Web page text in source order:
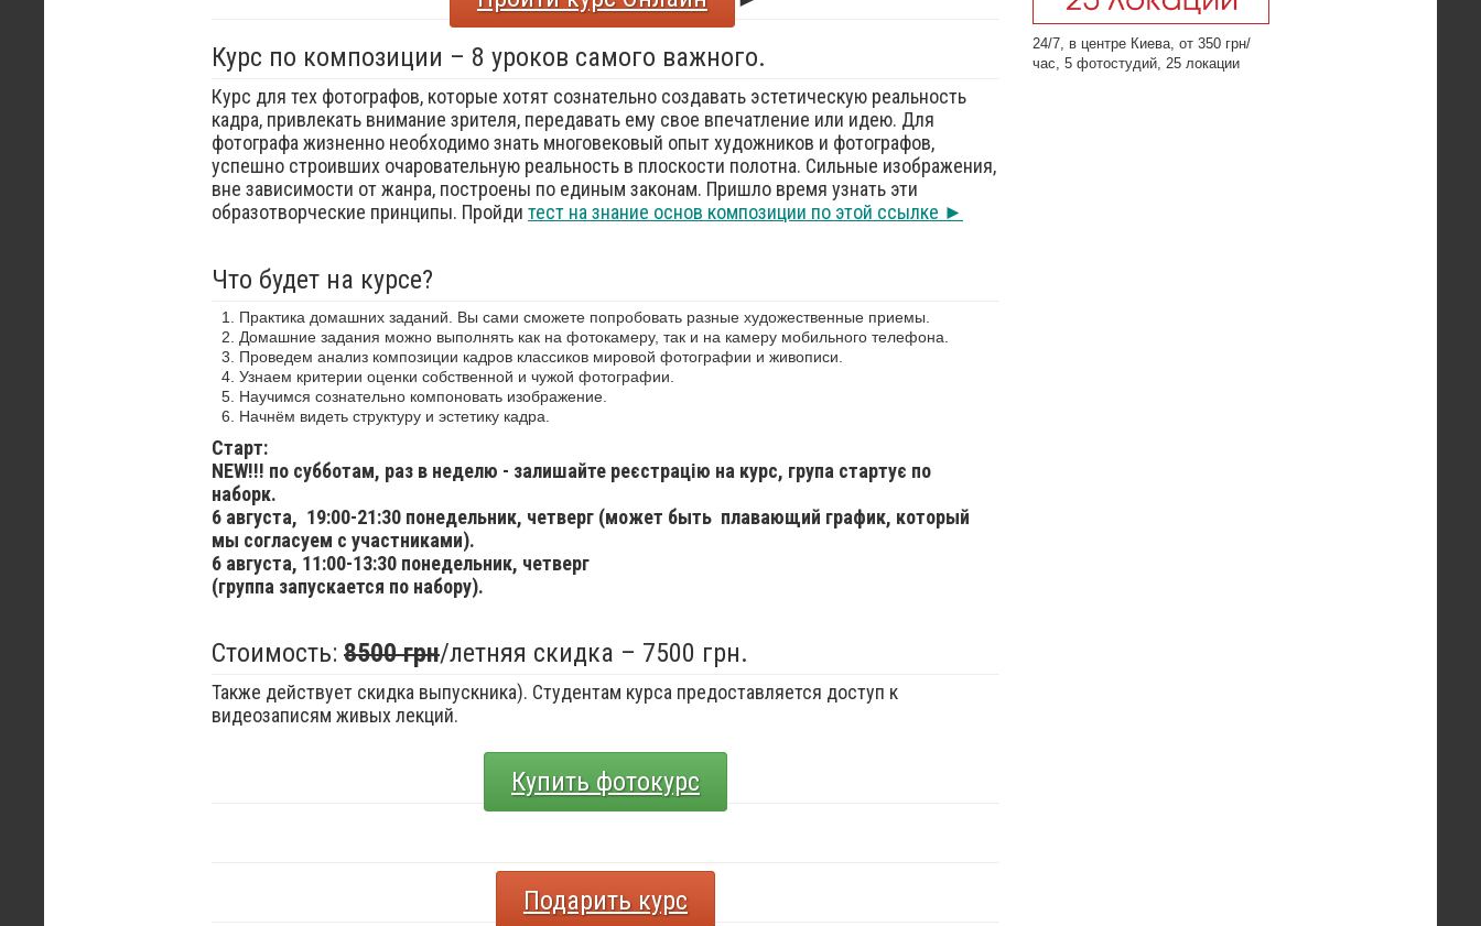
Курс по композиции – 8 уроков самого важного.
Курс для тех фотографов, которые хотят сознательно создавать эстетическую реальность
кадра, привлекать внимание зрителя, передавать ему свое впечатление или идею. Для
фотографа жизненно необходимо знать многовековый опыт художников и фотографов,
успешно строивших очаровательную реальность в плоскости полотна. Сильные изображения,
вне зависимости от жанра, построены по единым законам. Пришло время узнать эти
образотворческие принципы. Пройди тест на знание основ композиции по этой ссылке ►
Что будет на курсе?
Практика домашних заданий. Вы сами сможете попробовать разные художественные приемы.
Домашние задания можно выполнять как на фотокамеру, так и на камеру мобильного телефона.
Проведем анализ композиции кадров классиков мировой фотографии и живописи.
Узнаем критерии оценки собственной и чужой фотографии.
Научимся сознательно компоновать изображение.
Начнём видеть структуру и эстетику кадра.
Старт:
NEW!!! по субботам, раз в неделю - залишайте реєстрацію на курс, група стартує по
наборк.
6 августа, 19:00-21:30 понедельник, четверг (может быть плавающий график, который
мы согласуем с участниками).
6 августа, 11:00-13:30 понедельник, четверг
(группа запускается по набору).
Стоимость: 8500 грн/летняя скидка – 7500 грн.
Также действует скидка выпускника). Студентам курса предоставляется доступ к
видеозаписям живых лекций.
Купить фотокурс
Подарить курс
24/7, в центре Киева, от 350 грн/
час, 5 фотостудий, 25 локации